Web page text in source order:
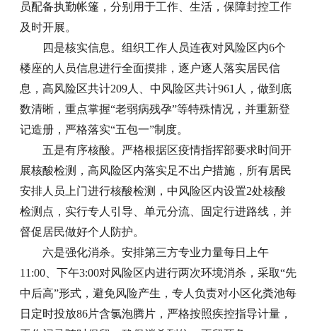
员配备执勤帐篷，分别用于工作、生活，保障封控工作
及时开展。
四是核实信息。组织工作人员连夜对风险区内6个
楼座的人员信息进行全面摸排，逐户逐人落实居民信
息，高风险区共计209人、中风险区共计961人，做到底
数清晰，重点掌握“老弱病残孕”等特殊情况，并重新登
记造册，严格落实“五包一”制度。
五是有序核酸。严格根据区疫情指挥部要求时间开
展核酸检测，高风险区内落实足不出户措施，所有居民
安排人员上门进行核酸检测，中风险区内设置2处核酸
检测点，实行专人引导、单元分流、固定行进路线，并
督促居民做好个人防护。
六是强化消杀。安排第三方专业力量每日上午
11:00、下午3:00对风险区内进行两次环境消杀，采取“先
中后高”形式，避免风险产生，专人负责对小区化粪池每
日定时投放86片含氯泡腾片，严格按照疾控指导计量，